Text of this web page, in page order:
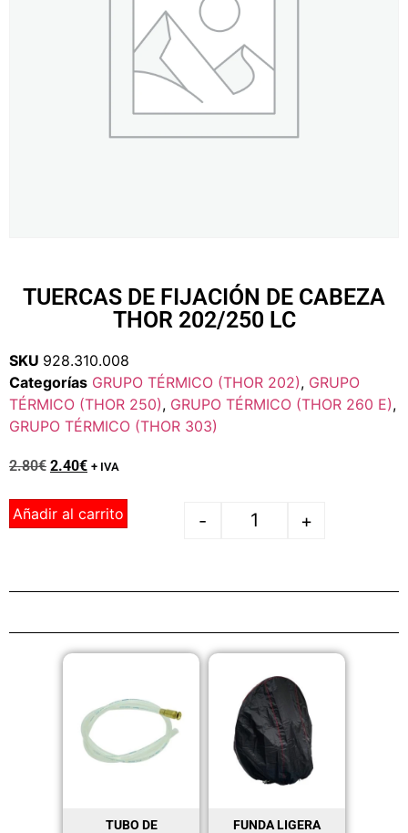
TUERCAS DE FIJACIÓN DE CABEZA
THOR 202/250 LC
SKU 928.310.008
Categorías GRUPO TÉRMICO (THOR 202), GRUPO
TÉRMICO (THOR 250), GRUPO TÉRMICO (THOR 260 E),
GRUPO TÉRMICO (THOR 303)
2.80€ 2.40€ + IVA
- +
Añadir al carrito
TUBO DE FUNDA LIGERA